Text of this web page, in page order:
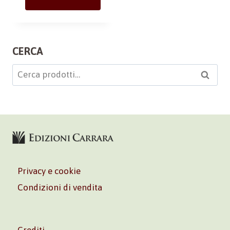
CERCA
Cerca: Cerca
Privacy e cookie
Condizioni di vendita